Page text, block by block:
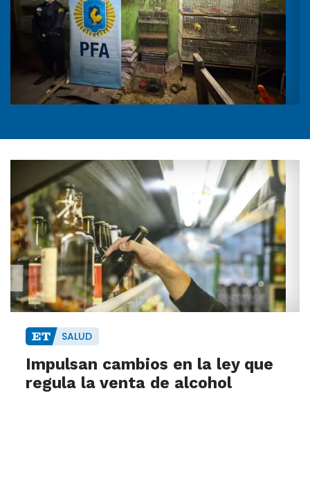
SALUD
Impulsan cambios en la ley que
regula la venta de alcohol